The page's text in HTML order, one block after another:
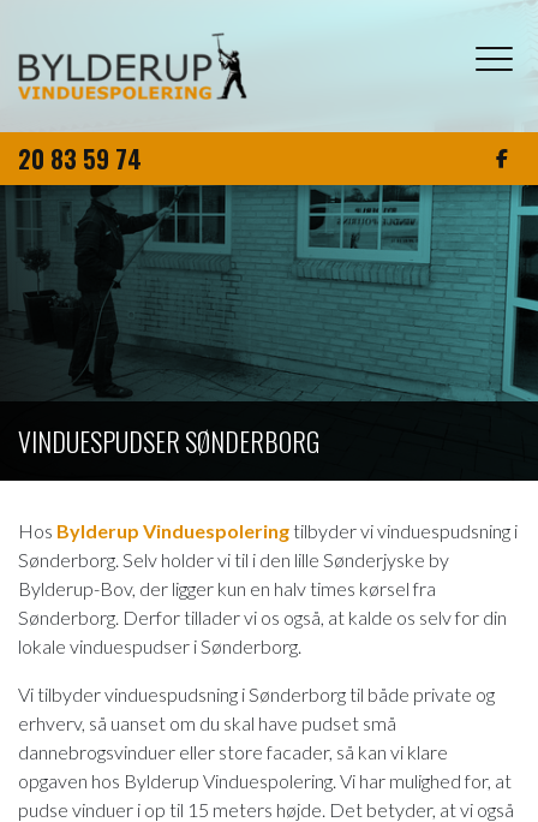
hovedindhold
20 83 59 74
VINDUESPUDSER SØNDERBORG
Hos Bylderup Vinduespoleringtilbyder vi vinduespudsning i
Sønderborg. Selv holder vi til i den lille Sønderjyske by
Bylderup-Bov, der ligger kun en halv times kørsel fra
Sønderborg. Derfor tillader vi os også, at kalde os selv for din
lokale vinduespudser i Sønderborg.
Vi tilbyder vinduespudsning i Sønderborg til både private og
erhverv, så uanset om du skal have pudset små
dannebrogsvinduer eller store facader, så kan vi klare
opgaven hos Bylderup Vinduespolering. Vi har mulighed for, at
pudse vinduer i op til 15 meters højde. Det betyder, at vi også